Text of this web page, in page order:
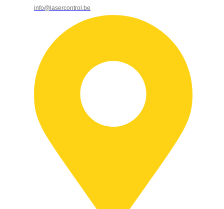
info@lasercontrol.be